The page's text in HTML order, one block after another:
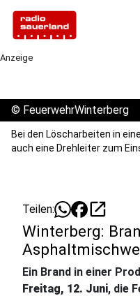
Anzeige
© FeuerwehrWinterberg
Bei den Löscharbeiten in
auch eine Drehleiter zum
Teilen: open_in_new
Winterberg:
Ein Brand in einer
Freitag, 12. Juni, die